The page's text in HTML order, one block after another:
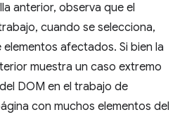
anterior, observa que el
cuando se selecciona,
afectados. Si bien la
muestra un caso extremo
DOM en el trabajo de
con muchos elementos del